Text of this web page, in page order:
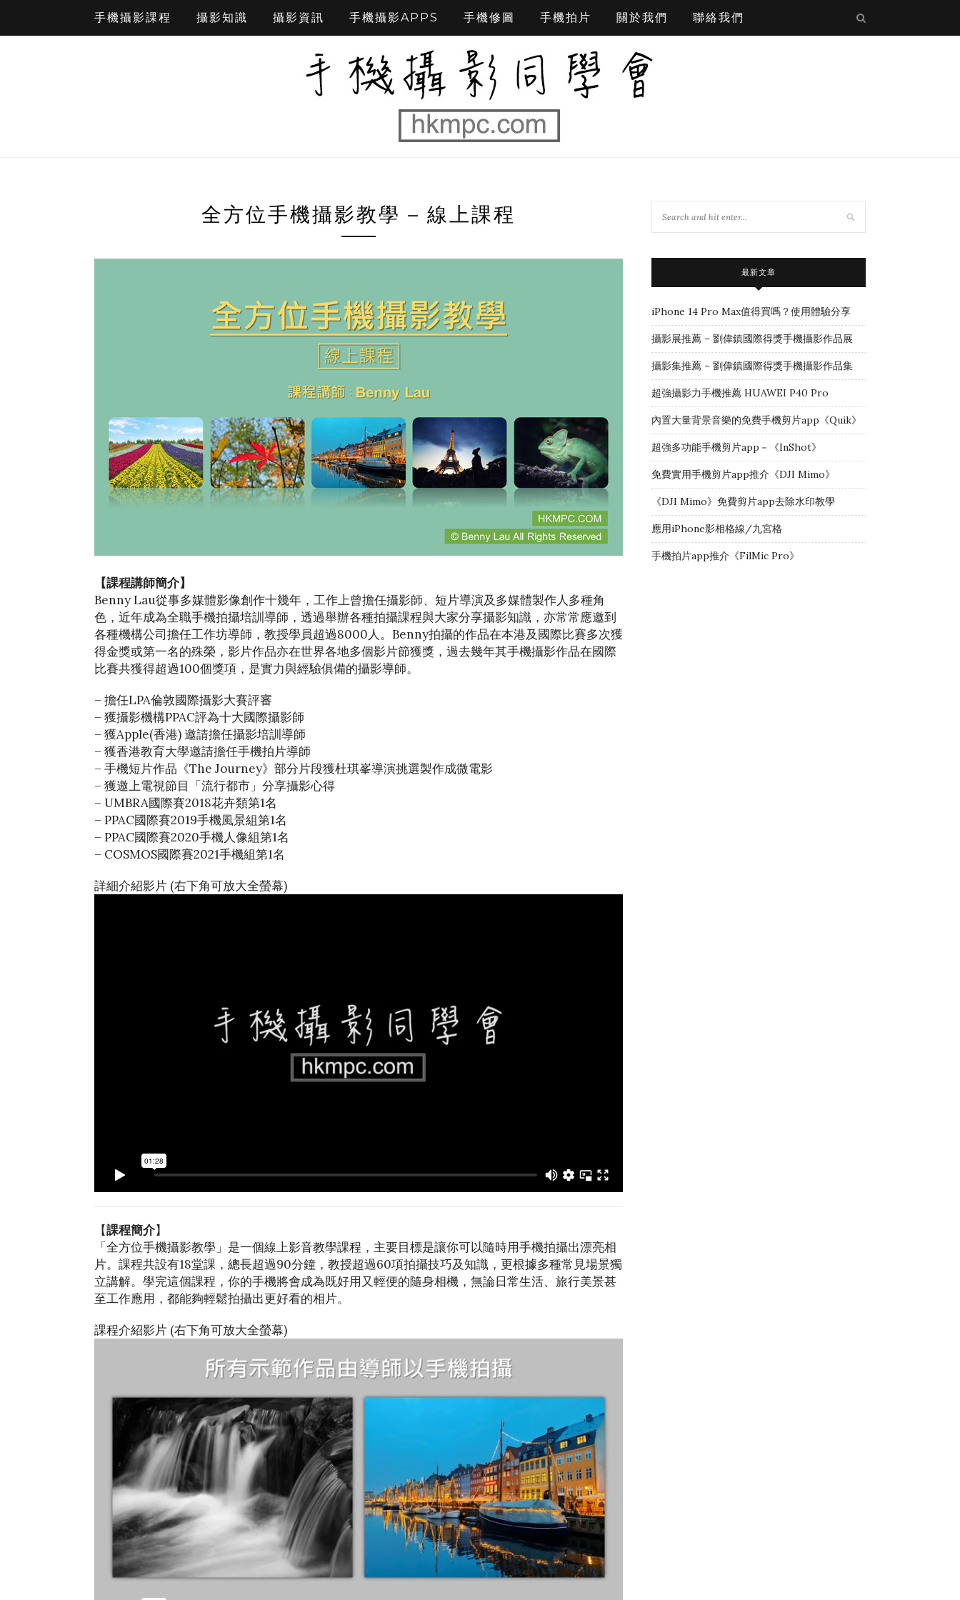
手機攝影課程 攝影知識 攝影資訊 手機攝影APPS 手機修圖 手機拍片 關於我們 聯絡我們
全方位手機攝影教學 – 線上課程
【課程講師簡介】
Benny Lau從事多媒體影像創作十幾年，工作上曾擔任攝影師、短片導演及多媒體製作人多種角
色，近年成為全職手機拍攝培訓導師，透過舉辦各種拍攝課程與大家分享攝影知識，亦常常應邀到
各種機構公司擔任工作坊導師，教授學員超過8000人。Benny拍攝的作品在本港及國際比賽多次獲
得金獎或第一名的殊榮，影片作品亦在世界各地多個影片節獲獎，過去幾年其手機攝影作品在國際
比賽共獲得超過100個獎項，是實力與經驗俱備的攝影導師。
– 擔任LPA倫敦國際攝影大賽評審
– 獲攝影機構PPAC評為十大國際攝影師
– 獲Apple(香港) 邀請擔任攝影培訓導師
– 獲香港教育大學邀請擔任手機拍片導師
– 手機短片作品《The Journey》部分片段獲杜琪峯導演挑選製作成微電影
– 獲邀上電視節目「流行都市」分享攝影心得
– UMBRA國際賽2018花卉類第1名
– PPAC國際賽2019手機風景組第1名
– PPAC國際賽2020手機人像組第1名
– COSMOS國際賽2021手機組第1名
詳細介紹影片 (右下角可放大全螢幕)
【課程簡介】
「全方位手機攝影教學」是一個線上影音教學課程，主要目標是讓你可以隨時用手機拍攝出漂亮相
片。課程共設有18堂課，總長超過90分鐘，教授超過60項拍攝技巧及知識，更根據多種常見場景獨
立講解。學完這個課程，你的手機將會成為既好用又輕便的隨身相機，無論日常生活、旅行美景甚
至工作應用，都能夠輕鬆拍攝出更好看的相片。
課程介紹影片 (右下角可放大全螢幕)
最新文章
iPhone 14 Pro Max值得買嗎？使用體驗分享
攝影展推薦 – 劉偉鎮國際得獎手機攝影作品展
攝影集推薦 – 劉偉鎮國際得獎手機攝影作品集
超強攝影力手機推薦 HUAWEI P40 Pro
內置大量背景音樂的免費手機剪片app《Quik》
超強多功能手機剪片app－《InShot》
免費實用手機剪片app推介《DJI Mimo》
《DJI Mimo》免費剪片app去除水印教學
應用iPhone影相格線/九宮格
手機拍片app推介《FilMic Pro》